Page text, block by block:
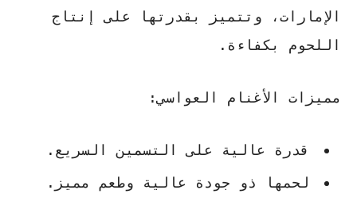
الإمارات، وتتميز بقدرتها على إنتاج
اللحوم بكفاءة.
مميزات الأغنام العواسي:
قدرة عالية على التسمين السريع.
لحمها ذو جودة عالية وطعم مميز.